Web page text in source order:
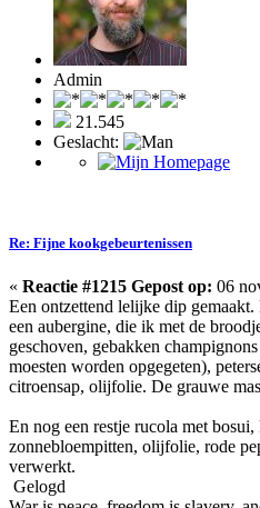
Admin
21.545
Geslacht:
Re: Fijne kookgebeurtenissen
« Reactie #1215 Gepost op: 06
Een ontzettend lelijke dip
een aubergine, die ik met de
geschoven, gebakken
moesten worden opgegeten),
citroensap, olijfolie. De grauwe
En nog een restje rucola met
zonnebloempitten, olijfolie, rode
verwerkt.
Gelogd